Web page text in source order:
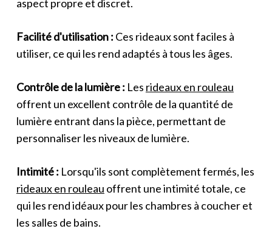
aspect propre et discret.
Facilité d'utilisation : Ces rideaux sont faciles à
utiliser, ce qui les rend adaptés à tous les âges.
Contrôle de la lumière : Les rideaux en rouleau
offrent un excellent contrôle de la quantité de
lumière entrant dans la pièce, permettant de
personnaliser les niveaux de lumière.
Intimité : Lorsqu'ils sont complètement fermés, les
rideaux en rouleau offrent une intimité totale, ce
qui les rend idéaux pour les chambres à coucher et
les salles de bains.